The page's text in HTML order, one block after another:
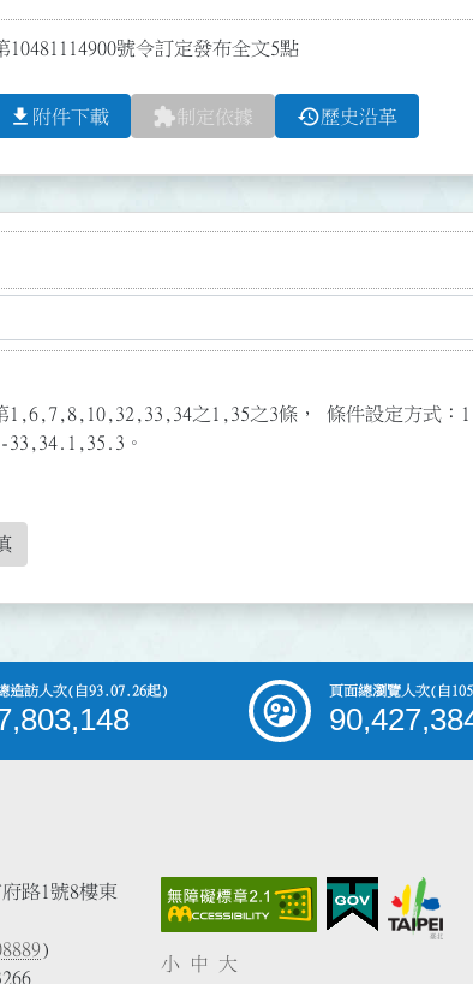
號令訂定發布全文5點
file_download 附件下載 extension制定依據 history歷史沿革
1,6,7,8,10,32,33,34之1,35之3條， 條件設定方式：
33,34.1,35.3。
造訪人次(自93.07.26起) 頁面總瀏覽人次(自
路1號8樓東
)
小 中 大